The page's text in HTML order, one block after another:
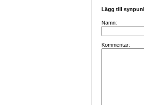
Lägg till
Namn:
Kommentar: